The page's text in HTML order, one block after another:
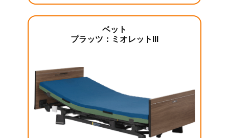
ベット
プラッツ：ミオレットIII